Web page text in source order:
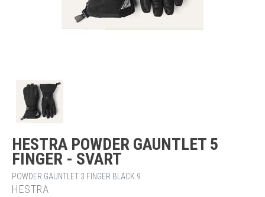
HESTRA POWDER GAUNTLET 5
FINGER - SVART
POWDER GAUNTLET 3 FINGER BLACK 9
HESTRA